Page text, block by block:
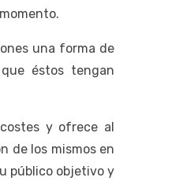
una forma de
éstos tengan
y ofrece al
de los mismos en
público objetivo y